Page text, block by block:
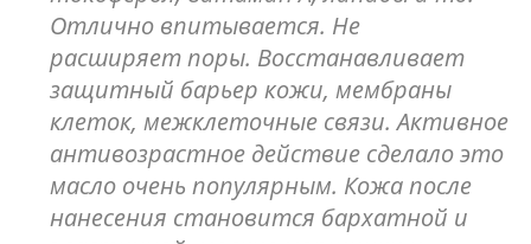
Отлично впитывается. Не
расширяет поры. Восстанавливает
защитный барьер кожи, мембраны
клеток, межклеточные связи. Активное
антивозрастное действие сделало это
масло очень популярным. Кожа после
нанесения становится бархатной и